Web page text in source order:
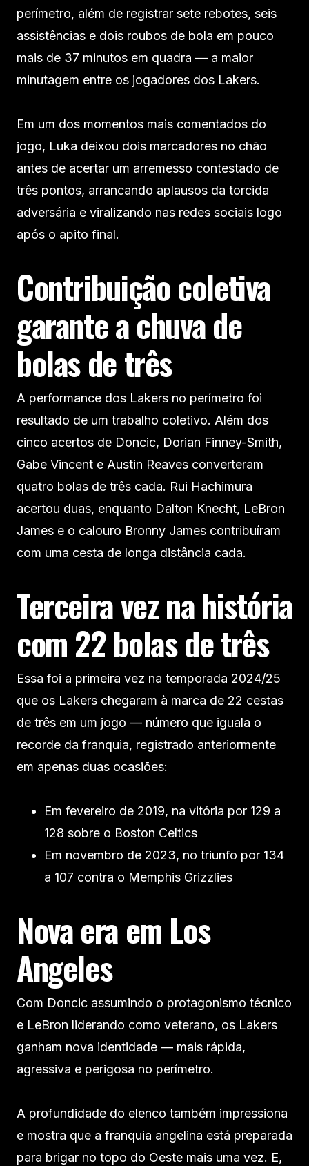
perímetro, além de registrar sete rebotes, seis
assistências e dois roubos de bola em pouco
mais de 37 minutos em quadra — a maior
minutagem entre os jogadores dos Lakers.
Em um dos momentos mais comentados do
jogo, Luka deixou dois marcadores no chão
antes de acertar um arremesso contestado de
três pontos, arrancando aplausos da torcida
adversária e viralizando nas redes sociais logo
após o apito final.
Contribuição coletiva
garante a chuva de
bolas de três
A performance dos Lakers no perímetro foi
resultado de um trabalho coletivo. Além dos
cinco acertos de Doncic, Dorian Finney-Smith,
Gabe Vincent e Austin Reaves converteram
quatro bolas de três cada. Rui Hachimura
acertou duas, enquanto Dalton Knecht, LeBron
James e o calouro Bronny James contribuíram
com uma cesta de longa distância cada.
Terceira vez na história
com 22 bolas de três
Essa foi a primeira vez na temporada 2024/25
que os Lakers chegaram à marca de 22 cestas
de três em um jogo — número que iguala o
recorde da franquia, registrado anteriormente
em apenas duas ocasiões:
Em fevereiro de 2019, na vitória por 129 a
128 sobre o Boston Celtics
Em novembro de 2023, no triunfo por 134
a 107 contra o Memphis Grizzlies
Nova era em Los
Angeles
Com Doncic assumindo o protagonismo técnico
e LeBron liderando como veterano, os Lakers
ganham nova identidade — mais rápida,
agressiva e perigosa no perímetro.
A profundidade do elenco também impressiona
e mostra que a franquia angelina está preparada
para brigar no topo do Oeste mais uma vez. E,